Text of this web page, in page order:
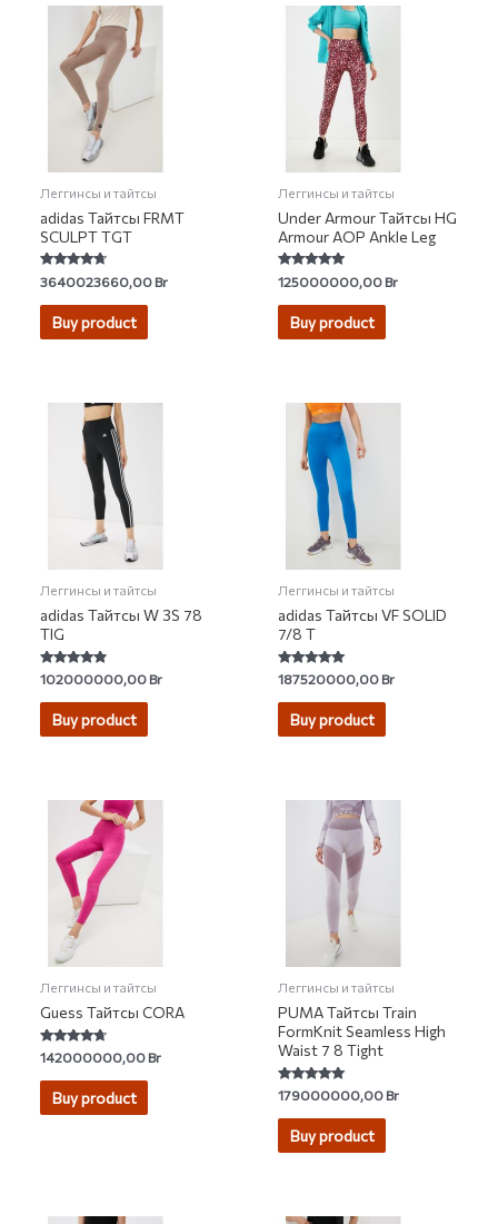
Леггинсы и тайтсы
adidas Тайтсы FRMT
SCULPT TGT
Rated
4.50
out of 5
3640023660,00Br
Buy product
Леггинсы и тайтсы
Under Armour Тайтсы HG
Armour AOP Ankle Leg
Rated
5.00
out of 5
125000000,00Br
Buy product
Леггинсы и тайтсы
adidas Тайтсы W 3S 78
TIG
Rated
4.63
out of 5
102000000,00Br
Buy product
Леггинсы и тайтсы
adidas Тайтсы VF SOLID
7/8 T
Rated
4.80
out of 5
187520000,00Br
Buy product
Леггинсы и тайтсы
Guess Тайтсы CORA
Rated
4.50
out of 5
142000000,00Br
Buy product
Леггинсы и тайтсы
PUMA Тайтсы Train
FormKnit Seamless High
Waist 7 8 Tight
Rated
5.00
out of 5
179000000,00Br
Buy product